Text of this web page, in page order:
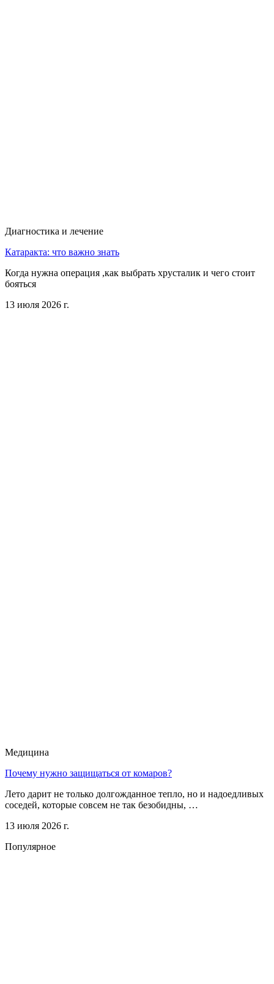
Диагностика и лечение
Катаракта: что важно знать
Когда нужна операция ,как выбрать хрусталик и чего стоит
бояться
13 июля 2026 г.
Медицина
Почему нужно защищаться от комаров?
Лето дарит не только долгожданное тепло, но и надоедливых
соседей, которые совсем не так безобидны, …
13 июля 2026 г.
Популярное